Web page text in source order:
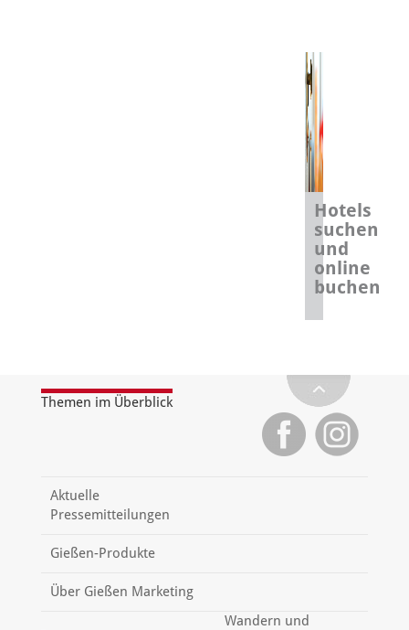
Hotels
suchen
und
online
buchen
Themen im Überblick
Aktuelle
Pressemitteilungen
Gießen-Produkte
Über Gießen Marketing
Wandern und